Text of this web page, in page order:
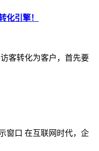
化引擎！
客转化为客户，首先要
窗口 在互联网时代，企